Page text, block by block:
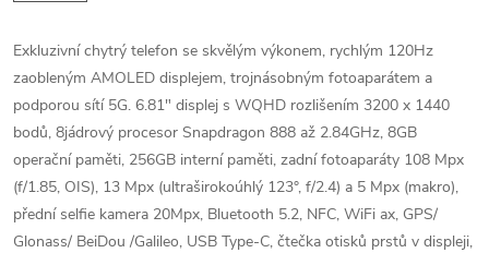
Exkluzivní chytrý telefon se skvělým výkonem, rychlým 120Hz
zaobleným AMOLED displejem, trojnásobným fotoaparátem a
podporou sítí 5G. 6.81" displej s WQHD rozlišením 3200 x 1440
bodů, 8jádrový procesor Snapdragon 888 až 2.84GHz, 8GB
operační paměti, 256GB interní paměti, zadní fotoaparáty 108 Mpx
(f/1.85, OIS), 13 Mpx (ultraširokoúhlý 123°, f/2.4) a 5 Mpx (makro),
přední selfie kamera 20Mpx, Bluetooth 5.2, NFC, WiFi ax, GPS/
Glonass/ BeiDou /Galileo, USB Type-C, čtečka otisků prstů v displeji,